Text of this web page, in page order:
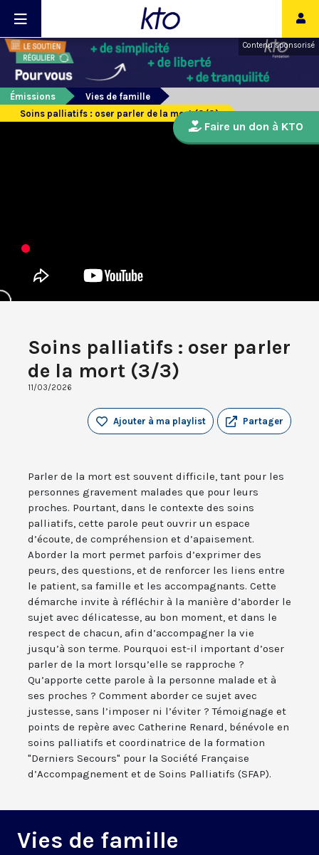
Contenu sponsorisé
Émissions
Vies de famille
Soins palliatifs : oser parler de la mort (3/3)
Soins palliatifs : oser parler
de la mort (3/3)
11/03/2026
Partager
Ajouter à ma playlist
Parler de la mort est souvent difficile, tant pour les
personnes gravement malades que pour leurs
proches. Pourtant, dans le contexte des soins
palliatifs, cette parole peut ouvrir un espace
d’écoute, de compréhension et d’apaisement.
Aborder la mort permet parfois d’exprimer des
peurs, des questions, et de renforcer les liens entre
le patient, sa famille et les accompagnants. Cette
démarche invite à réfléchir à la manière d’aborder le
sujet avec délicatesse, au bon moment, et dans le
respect de chacun, afin d’accompagner la vie
jusqu’à son terme. Pourquoi est-il important d’oser
parler de la mort lorsqu’elle se rapproche ?
Qu’apporte cette parole à la personne malade et à
ses proches ? Comment aborder ce sujet avec
justesse, sans l’imposer ni l’éviter ? Témoignage et
points de repère avec Catherine Renard, bénévole en
soins palliatifs et coordinatrice de la formation
"Derniers Secours" pour la Société Française
d’Accompagnement et de Soins Palliatifs (SFAP).
Vies de famille
Faire un don à KTO